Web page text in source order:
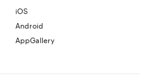
iOS
Android
AppGallery